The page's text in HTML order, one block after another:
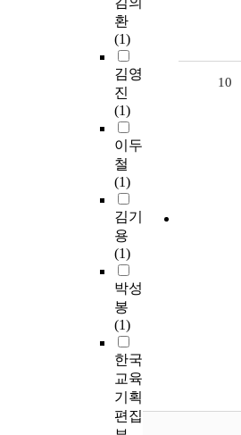
환
(1)
김영
진
(1)
이두
철
(1)
김기
용
(1)
박성
봉
(1)
한국
교육
기획
편집
10